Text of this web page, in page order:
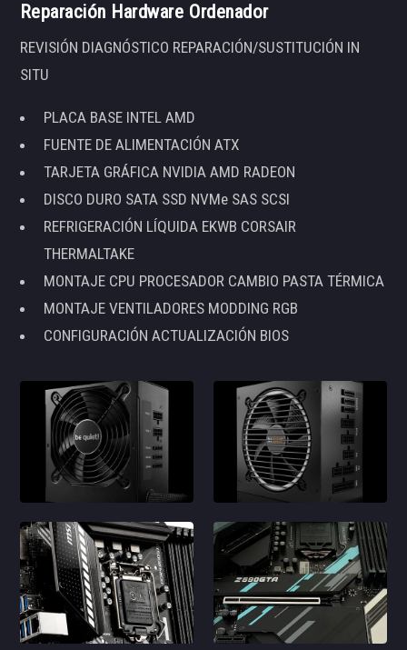
Reparación Hardware Ordenador
REVISIÓN DIAGNÓSTICO REPARACIÓN/SUSTITUCIÓN IN
SITU
PLACA BASE INTEL AMD
FUENTE DE ALIMENTACIÓN ATX
TARJETA GRÁFICA NVIDIA AMD RADEON
DISCO DURO SATA SSD NVMe SAS SCSI
REFRIGERACIÓN LÍQUIDA EKWB CORSAIR
THERMALTAKE
MONTAJE CPU PROCESADOR CAMBIO PASTA TÉRMICA
MONTAJE VENTILADORES MODDING RGB
CONFIGURACIÓN ACTUALIZACIÓN BIOS